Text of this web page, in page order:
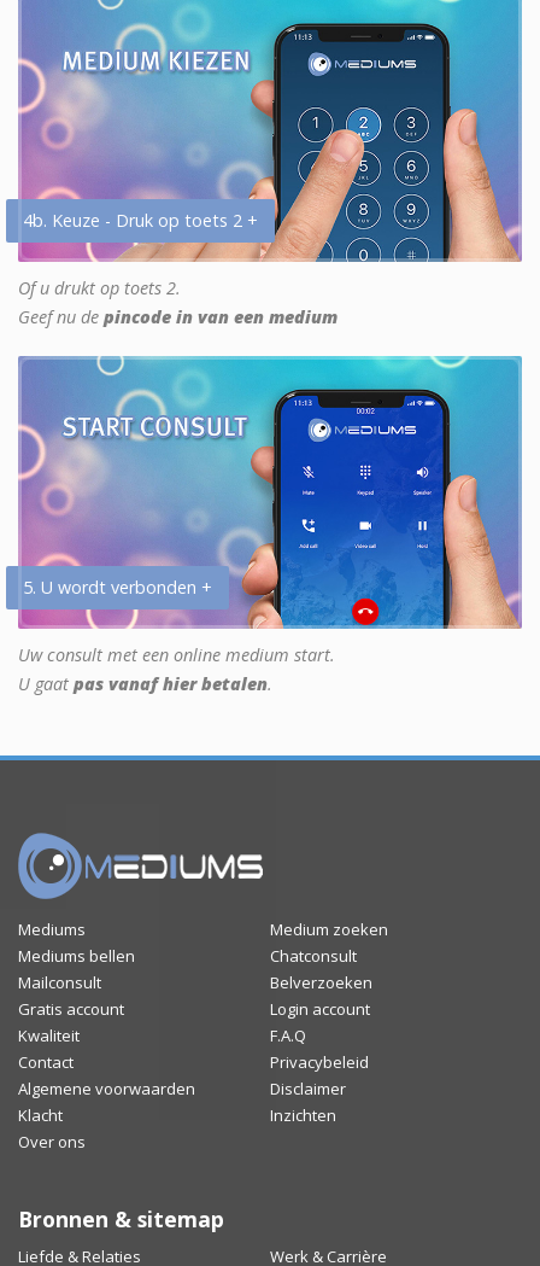
4b. Keuze - Druk op toets 2 +
Of u drukt op toets 2.
Geef nu de pincode in van een medium
5. U wordt verbonden +
Uw consult met een online medium start.
U gaat pas vanaf hier betalen.
Mediums
Medium zoeken
Mediums bellen
Chatconsult
Mailconsult
Belverzoeken
Gratis account
Login account
Kwaliteit
F.A.Q
Contact
Privacybeleid
Algemene voorwaarden
Disclaimer
Klacht
Inzichten
Over ons
Bronnen & sitemap
Liefde & Relaties Werk & Carrière